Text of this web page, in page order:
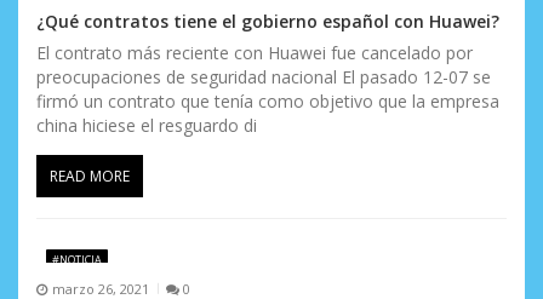
¿Qué contratos tiene el gobierno español con Huawei?
El contrato más reciente con Huawei fue cancelado por
preocupaciones de seguridad nacional El pasado 12-07 se
firmó un contrato que tenía como objetivo que la empresa
china hiciese el resguardo di
READ MORE
#NOTICIA
marzo 26, 2021 0